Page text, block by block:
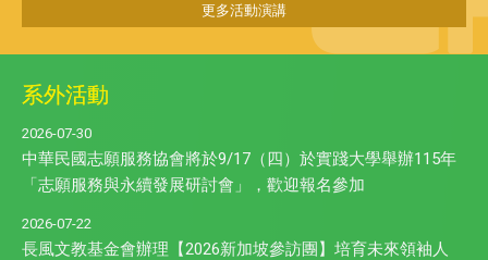
更多活動演講
系外活動
2026-07-30
中華民國志願服務協會將於9/17（四）於實踐大學舉辦115年
「志願服務與永續發展研討會」，歡迎報名參加
2026-07-22
長風文教基金會辦理【2026新加坡參訪團】培育未來領袖人